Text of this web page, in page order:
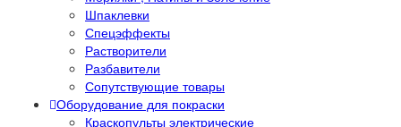
Шпаклевки
Спецэффекты
Растворители
Разбавители
Сопутствующие товары
Оборудование для покраски
Краскопульты электрические